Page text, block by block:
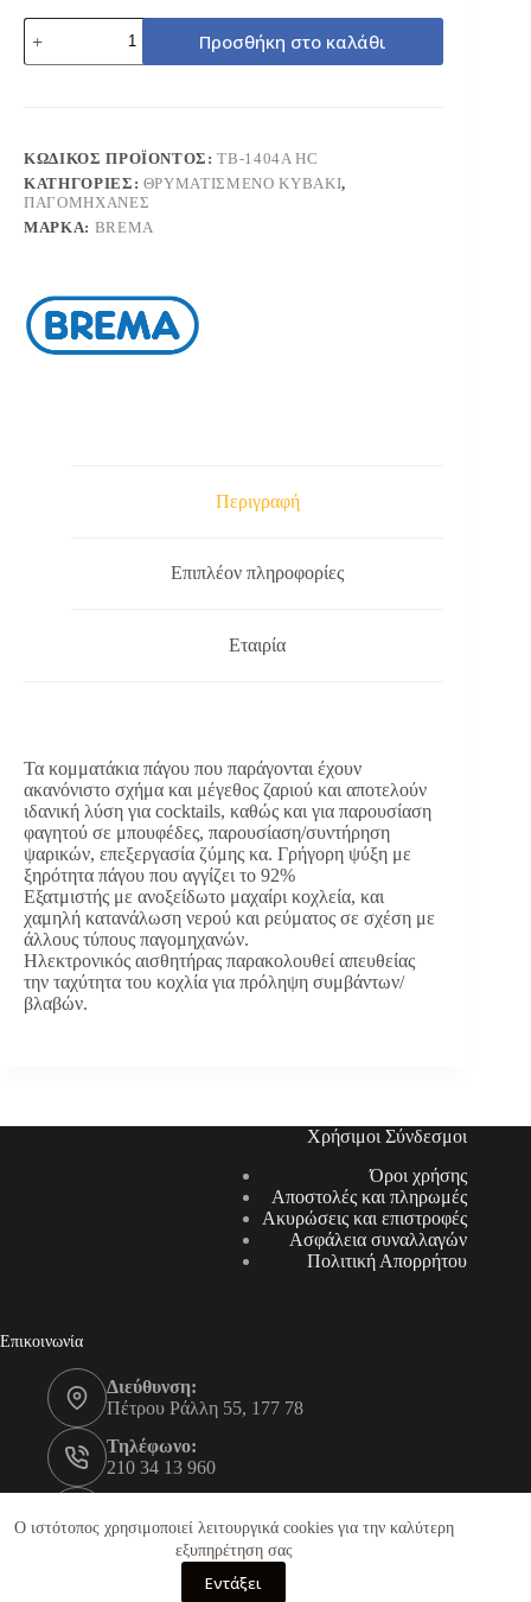
Ο ιστότοπος χρησιμοποιεί λειτουργικά cookies για την καλύτερη
εξυπηρέτηση σας
Εντάξει
BREMA
TB-
1404
ποσότητα
Προσθήκη στο καλάθι
ΚΩΔΙΚΌΣ ΠΡΟΪΌΝΤΟΣ:TB-1404A HC
ΚΑΤΗΓΟΡΊΕΣ: ΘΡΥΜΑΤΙΣΜΕΝΟ ΚΥΒΑΚΙ,
ΠΑΓΟΜΗΧΑΝΕΣ
ΜΆΡΚΑ: BREMA
Περιγραφή
Επιπλέον πληροφορίες
Εταιρία
Τα κομματάκια πάγου που παράγονται έχουν
ακανόνιστο σχήμα και μέγεθος ζαριού και αποτελούν
ιδανική λύση για cocktails, καθώς και για παρουσίαση
φαγητού σε μπουφέδες, παρουσίαση/συντήρηση
ψαρικών, επεξεργασία ζύμης κα. Γρήγορη ψύξη με
ξηρότητα πάγου που αγγίζει το 92%
Εξατμιστής με ανοξείδωτο μαχαίρι κοχλεία, και
χαμηλή κατανάλωση νερού και ρεύματος σε σχέση με
άλλους τύπους παγομηχανών.
Ηλεκτρονικός αισθητήρας παρακολουθεί απευθείας
την ταχύτητα του κοχλία για πρόληψη συμβάντων/
βλαβών.
Χρήσιμοι Σύνδεσμοι
Όροι χρήσης
Αποστολές και πληρωμές
Ακυρώσεις και επιστροφές
Ασφάλεια συναλλαγών
Πολιτική Απορρήτου
Επικοινωνία
Διεύθυνση:
Πέτρου Ράλλη 55, 177 78
Τηλέφωνο:
210 34 13 960
210 34 13 961
info@equipnow.gr